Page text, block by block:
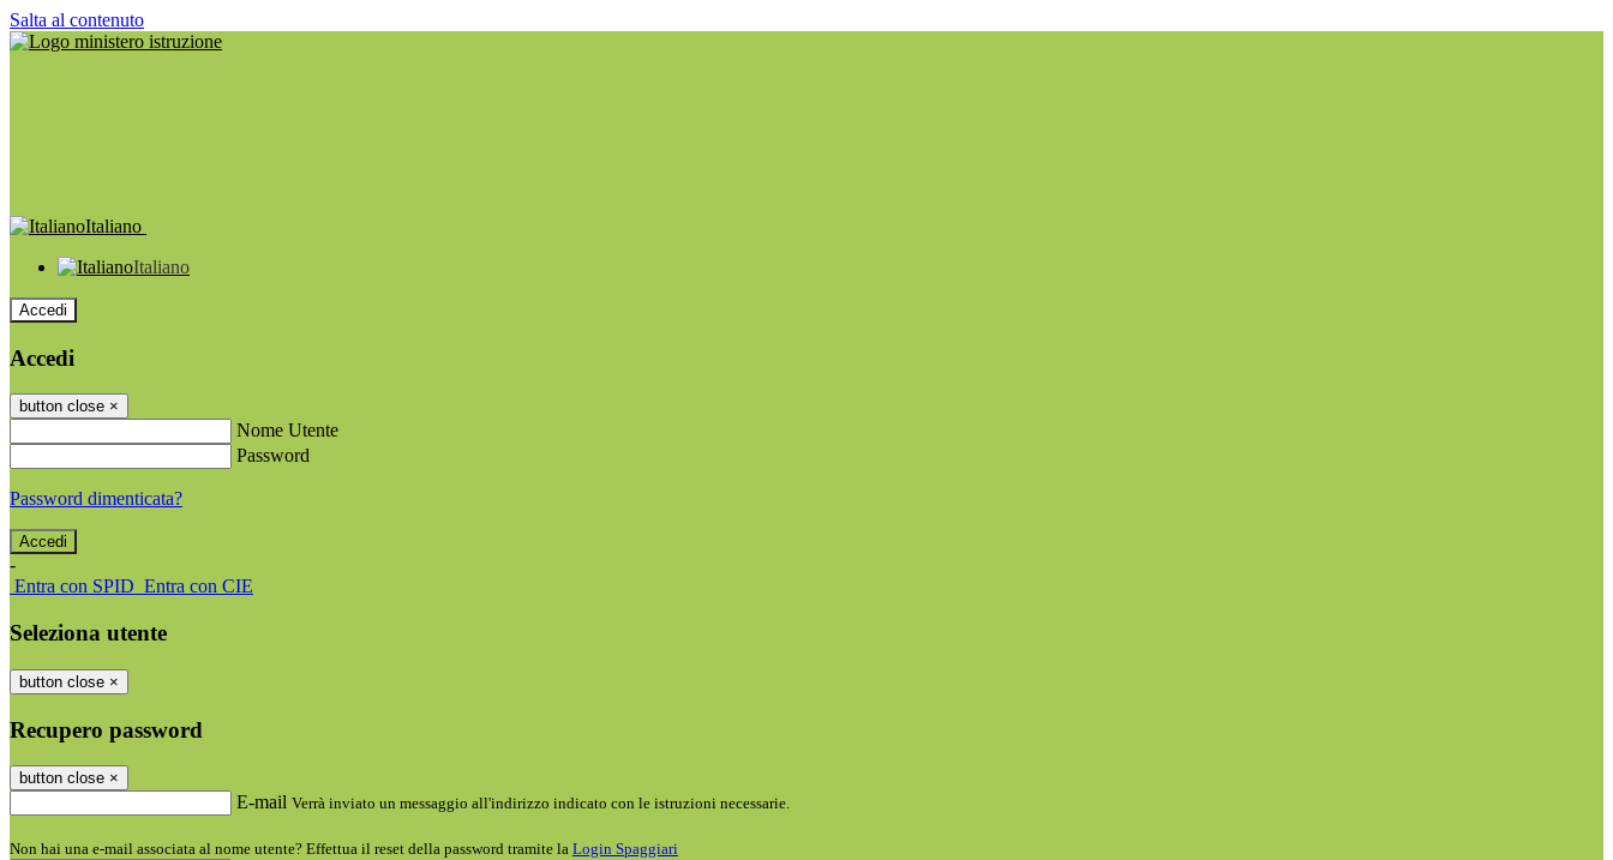
Salta al contenuto
Italiano
Italiano
Accedi
Accedi
button close ×
Nome Utente
Password
Password dimenticata?
-
Entra con SPID Entra con CIE
Seleziona utente
button close ×
Recupero password
button close ×
E-mail Verrà inviato un messaggio all'indirizzo indicato con le istruzioni necessarie.
Non hai una e-mail associata al nome utente? Effettua il reset della password tramite la Login Spaggiari